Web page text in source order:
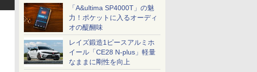
「A&ultima SP4000T」の魅
力！ポケットに入るオーディ
オの醍醐味
レイズ鍛造1ピースアルミホ
イール「CE28 N-plus」軽量
なままに剛性を向上